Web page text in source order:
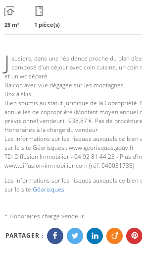
28 m² 1 pièce(s)
J ausiers, dans une résidence proche du plan
composé d'un séjour avec coin cuisine, un coin
et un wc séparé.
Balcon avec vue dégagée sur les montagnes.
Box à skis.
Bien soumis au statut juridique de la Copropriété.
annuelles de copropriété (Montant moyen annuel
prévisionnel vendeur) : 938,87 €. Pas de
Honoraires à la charge du vendeur
Les informations sur les risques auxquels ce bien
sur le site Géorisques : www.georisques.gouv.fr
TDI Diffusion Immobilier - 04 92 81 44 23 - Plus
www.diffusion-immobilier.com (réf. 040031735)
Les informations sur les risques auxquels ce bien
sur le site Géorisques
* Honoraires charge vendeur.
PARTAGER :